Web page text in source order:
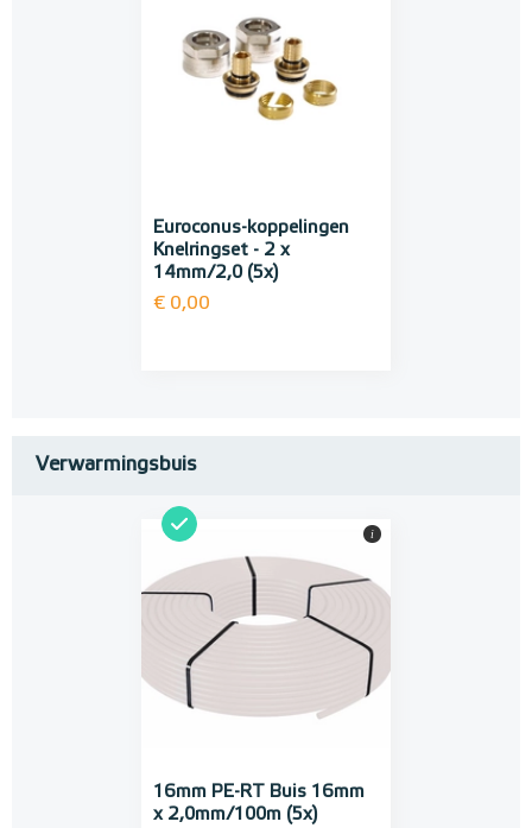
Euroconus-koppelingen
Knelringset - 2 x
14mm/2,0 (5x)
€ 0,00
Verwarmingsbuis
16mm PE-RT Buis 16mm
x 2,0mm/100m (5x)
i